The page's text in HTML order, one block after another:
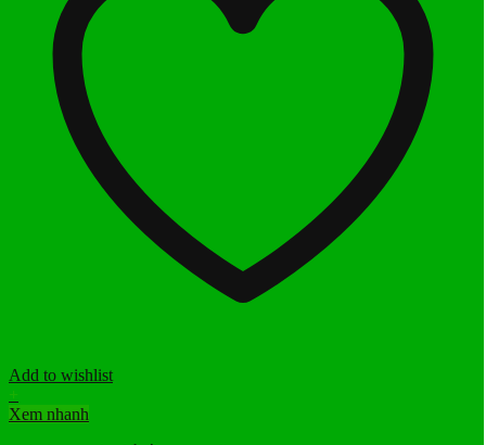
Add to wishlist
+
Xem nhanh